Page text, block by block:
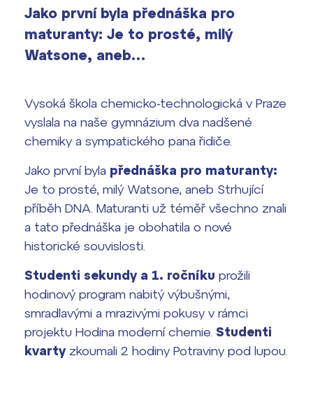
Výsledky 1. kola přijímacího řízení
2026/2027
Europass
FOCUSing
Zahraniční stipendia
ČAG studentský
Maturitní témata
Pomoc! Mám problém!
Harmonogram školního roku
Termíny maturit
vyhledávání
Office 365
Jako první byla přednáška pro
maturanty: Je to prosté, milý
Watsone, aneb…
Vysoká škola chemicko-technologická v Praze
vyslala na naše gymnázium dva nadšené
chemiky a sympatického pana řidiče.
Jako první byla přednáška pro maturanty:
Je to prosté, milý Watsone, aneb Strhující
příběh DNA. Maturanti už téměř všechno znali
a tato přednáška je obohatila o nové
historické souvislosti.
Studenti sekundy a 1. ročníku prožili
hodinový program nabitý výbušnými,
smradlavými a mrazivými pokusy v rámci
projektu Hodina moderní chemie. Studenti
kvarty zkoumali 2 hodiny Potraviny pod lupou.